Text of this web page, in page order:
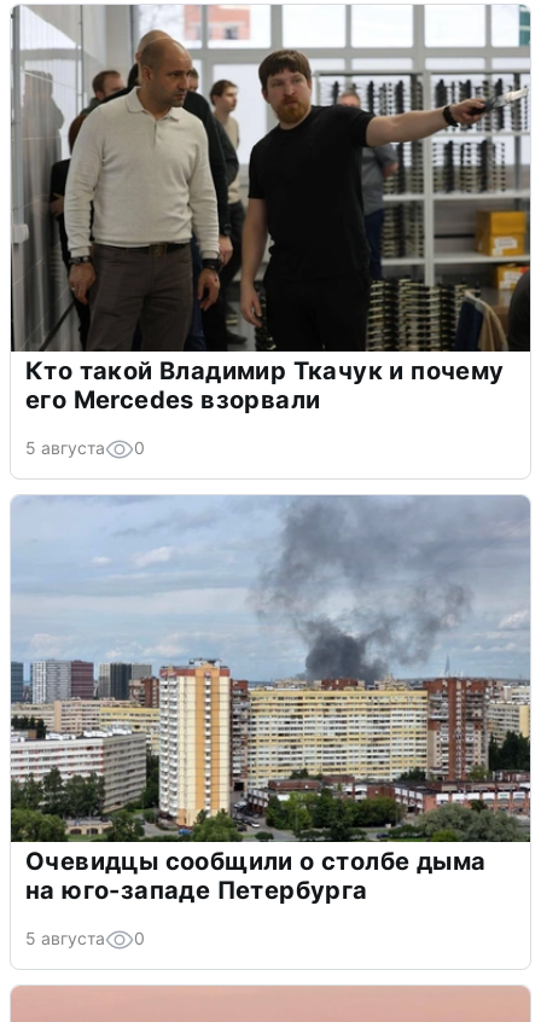
Кто такой Владимир Ткачук и почему
его Mercedes взорвали
5 августа 0
Очевидцы сообщили о столбе дыма
на юго-западе Петербурга
5 августа 0